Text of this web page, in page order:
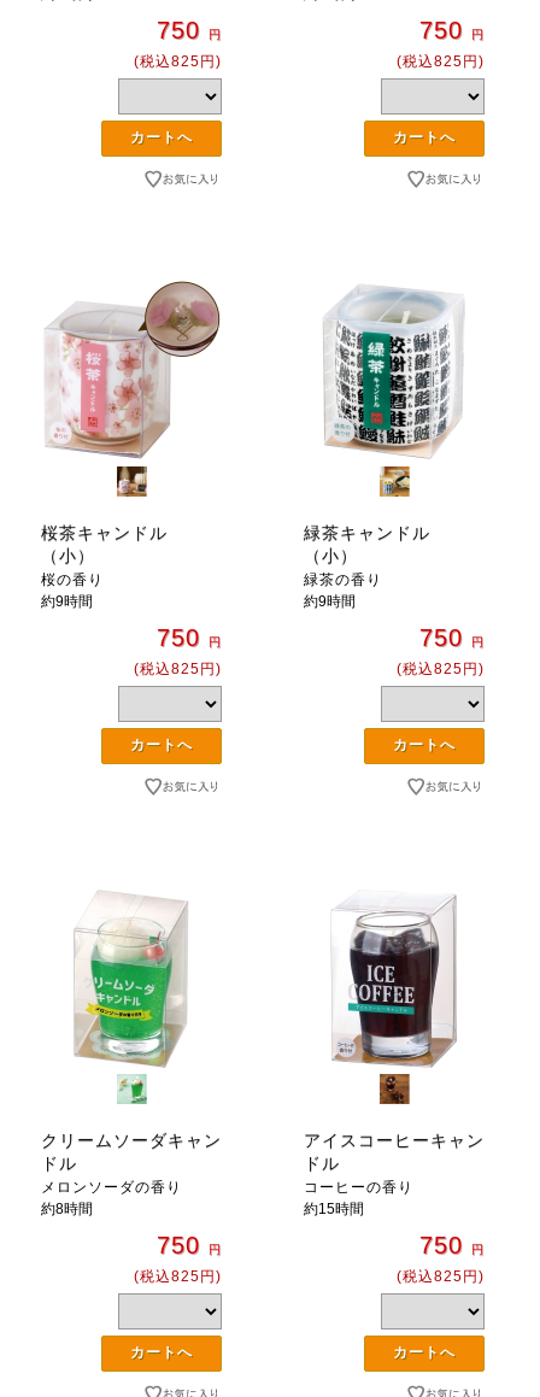
750 円
(税込825円)
750 円
(税込825円)
桜茶キャンドル
（小）
桜の香り
約9時間
750 円
(税込825円)
緑茶キャンドル
（小）
緑茶の香り
約9時間
750 円
(税込825円)
クリームソーダキャン
ドル
メロンソーダの香り
約8時間
750 円
(税込825円)
アイスコーヒーキャン
ドル
コーヒーの香り
約15時間
750 円
(税込825円)